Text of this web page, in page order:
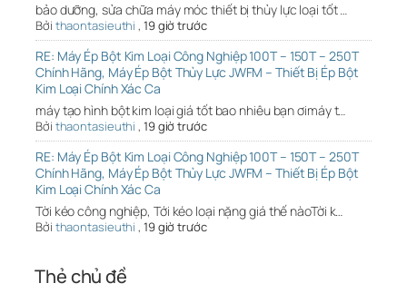
bảo dưỡng, sửa chữa máy móc thiết bị thủy lực loại tốt …
Bởi thaontasieuthi , 19 giờ trước
RE: Máy Ép Bột Kim Loại Công Nghiệp 100T – 150T – 250T
Chính Hãng, Máy Ép Bột Thủy Lực JWFM – Thiết Bị Ép Bột
Kim Loại Chính Xác Ca
máy tạo hình bột kim loại giá tốt bao nhiêu bạn ơimáy t…
Bởi thaontasieuthi , 19 giờ trước
RE: Máy Ép Bột Kim Loại Công Nghiệp 100T – 150T – 250T
Chính Hãng, Máy Ép Bột Thủy Lực JWFM – Thiết Bị Ép Bột
Kim Loại Chính Xác Ca
Tời kéo công nghiệp, Tới kéo loại nặng giá thế nàoTời k…
Bởi thaontasieuthi , 19 giờ trước
Thẻ chủ đề